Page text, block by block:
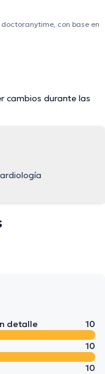
con base en
cambios durante las
detalle
10
10
10